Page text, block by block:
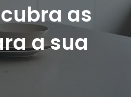
as
a sua